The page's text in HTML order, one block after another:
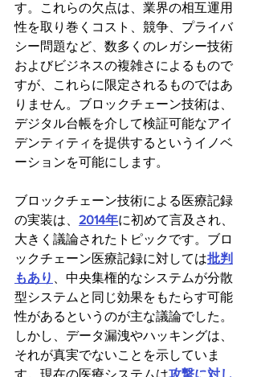
す。これらの欠点は、業界の相互運用
性を取り巻くコスト、競争、プライバ
シー問題など、数多くのレガシー技術
およびビジネスの複雑さによるもので
すが、これらに限定されるものではあ
りません。ブロックチェーン技術は、
デジタル台帳を介して検証可能なアイ
デンティティを提供するというイノベ
ーションを可能にします。
ブロックチェーン技術による医療記録
の実装は、 2014年に初めて言及され、
大きく議論されたトピックです。ブロ
ックチェーン医療記録に対しては批判
もあり
、中央集権的なシステムが分散
型システムと同じ効果をもたらす可能
性があるというのが主な議論でした。
しかし、データ漏洩やハッキングは、
それが真実でないことを示していま